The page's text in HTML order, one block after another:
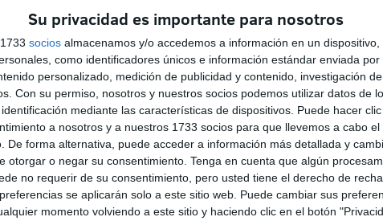
Su privacidad es importante para nosotros
socios almacenamos y/o accedemos a información en un
como identificadores únicos e información estándar enviada por
personalizado, medición de publicidad y contenido, investigación
Con su permiso, nosotros y nuestros socios podemos utilizar datos de
mediante las características de dispositivos. Puede hacer
a nosotros y a nuestros 1733 socios para que llevemos a cabo
De forma alternativa, puede acceder a información más detallada y
otorgar o negar su consentimiento. Tenga en cuenta que algún
no requerir de su consentimiento, pero usted tiene el derecho de
se aplicarán solo a este sitio web. Puede cambiar sus
momento volviendo a este sitio y haciendo clic en el botón
de los principales aeropuertos del país y se ha
las ciudades sede.
oficinas judicialespara agilizar los procesos
los partidos.